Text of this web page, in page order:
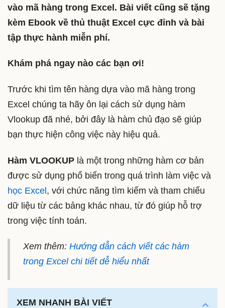
vào mã hàng trong Excel. Bài viết cũng sẽ tặng
kèm Ebook về thủ thuật Excel cực đỉnh và bài
tập thực hành miễn phí.
Khám phá ngay nào các bạn ơi!
Trước khi tìm tên hàng dựa vào mã hàng trong
Excel chúng ta hãy ôn lại cách sử dụng hàm
Vlookup đã nhé, bởi đây là hàm chủ đạo sẽ giúp
bạn thực hiện công việc này hiệu quả.
Hàm VLOOKUP là một trong những hàm cơ bản
được sử dụng phổ biến trong quá trình làm việc và
học Excel, với chức năng tìm kiếm và tham chiếu
dữ liệu từ các bảng khác nhau, từ đó giúp hỗ trợ
trong việc tính toán.
Xem thêm: Hướng dẫn cách viết các hàm
trong Excel chi tiết dễ hiểu nhất
XEM NHANH BÀI VIẾT